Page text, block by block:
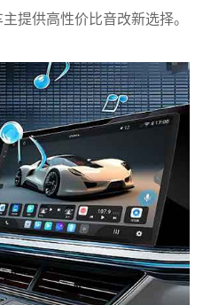
提供高性价比音改新选择。